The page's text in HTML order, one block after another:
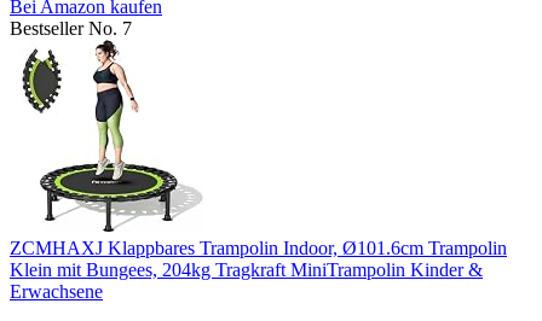
Bei Amazon kaufen
Bestseller No. 7
ZCMHAXJ Klappbares Trampolin Indoor, Ø101.6cm Trampolin
Klein mit Bungees, 204kg Tragkraft MiniTrampolin Kinder &
Erwachsene